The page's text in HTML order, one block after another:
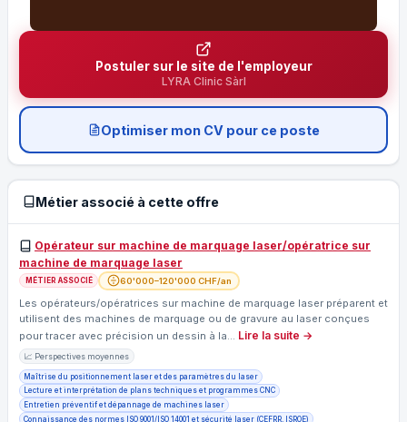
Postuler sur le site de l'employeur
LYRA Clinic Sàrl
Optimiser mon CV pour ce poste
Métier associé à cette offre
Opérateur sur machine de marquage laser/opératrice sur
machine de marquage laser
MÉTIER ASSOCIÉ 60'000–120'000 CHF/an
Les opérateurs/opératrices sur machine de marquage laser préparent et
utilisent des machines de marquage ou de gravure au laser conçues
pour tracer avec précision un dessin à la… Lire la suite →
📈 Perspectives moyennes
Maîtrise du positionnement laser et des paramètres du laser
Lecture et interprétation de plans techniques et programmes CNC
Entretien préventif et dépannage de machines laser
Connaissance des normes ISO 9001/ISO 14001 et sécurité laser (CEFRR, ISROE)